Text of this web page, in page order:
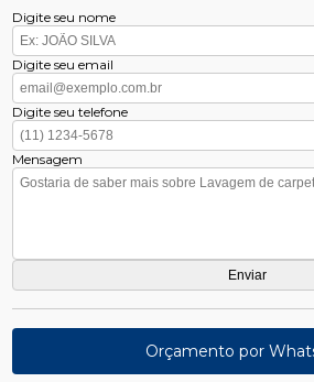
Digite seu nome
Digite seu email
Digite seu telefone
Mensagem
Orçamento por